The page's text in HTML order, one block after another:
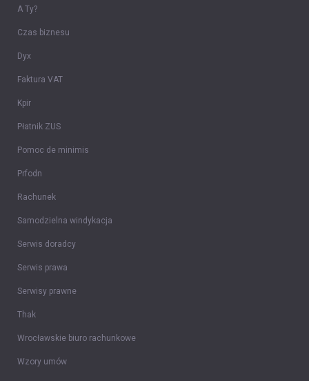
A Ty?
Czas biznesu
Dyx
Faktura VAT
Kpir
Płatnik ZUS
Pomoc de minimis
Prfodn
Rachunek
Samodzielna windykacja
Serwis doradcy
Serwis prawa
Serwisy prawne
Thak
Wrocławskie biuro rachunkowe
Wzory umów